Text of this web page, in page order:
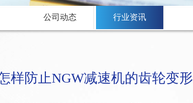
公司动态 行业资讯
样防止NGW减速机的齿轮变形